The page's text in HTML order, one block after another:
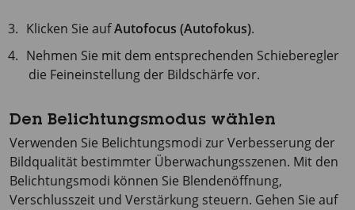
Klicken Sie aufAutofocus (Autofokus).
Nehmen Sie mit dem entsprechenden Schieberegler
die Feineinstellung der Bildschärfe vor.
Den Belichtungsmodus wählen
Verwenden Sie Belichtungsmodi zur Verbesserung der
Bildqualität bestimmter Überwachungsszenen. Mit den
Belichtungsmodi können Sie Blendenöffnung,
Verschlusszeit und Verstärkung steuern. Gehen Sie auf